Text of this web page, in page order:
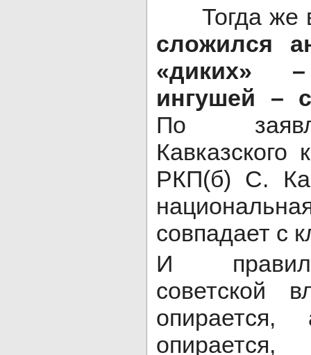
Тогда же в
сложился
«диких»
ингушей –
По
Кавказского
РКП(б) С.
совпадает с
И
советской